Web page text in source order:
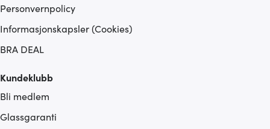
Personvernpolicy
Informasjonskapsler (Cookies)
BRA DEAL
Kundeklubb
Bli medlem
Glassgaranti